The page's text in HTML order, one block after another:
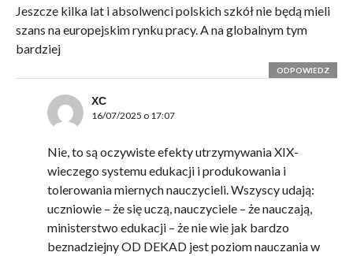
Jeszcze kilka lat i absolwenci polskich szkół nie będą mieli
szans na europejskim rynku pracy. A na globalnym tym
bardziej
ODPOWIEDZ
XC
16/07/2025 o 17:07
Nie, to są oczywiste efekty utrzymywania XIX-
wieczego systemu edukacji i produkowania i
tolerowania miernych nauczycieli. Wszyscy udają:
uczniowie – że się uczą, nauczyciele – że nauczają,
ministerstwo edukacji – że nie wie jak bardzo
beznadziejny OD DEKAD jest poziom nauczania w